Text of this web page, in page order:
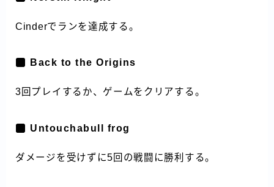
Cinderでランを達成する。
Back to the Origins
3回プレイするか、ゲームをクリアする。
Untouchabull frog
ダメージを受けずに5回の戦闘に勝利する。